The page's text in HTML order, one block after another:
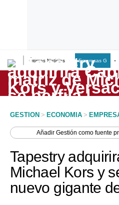
Últimas Noticias Empresas G
Lo último
Peru Quiosco
Economía
Mercados
GESTION > ECONOMIA >
AñadirGestión como fuente
Tapestry
Michael Kors y
nuevo gigante